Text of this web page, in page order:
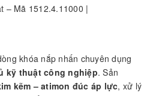
– Mã 1512.4.11000 |
khóa nắp nhấn chuyên dụng
kỹ thuật công nghiệp. Sản
kẽm – atimon đúc áp lực, xử lý